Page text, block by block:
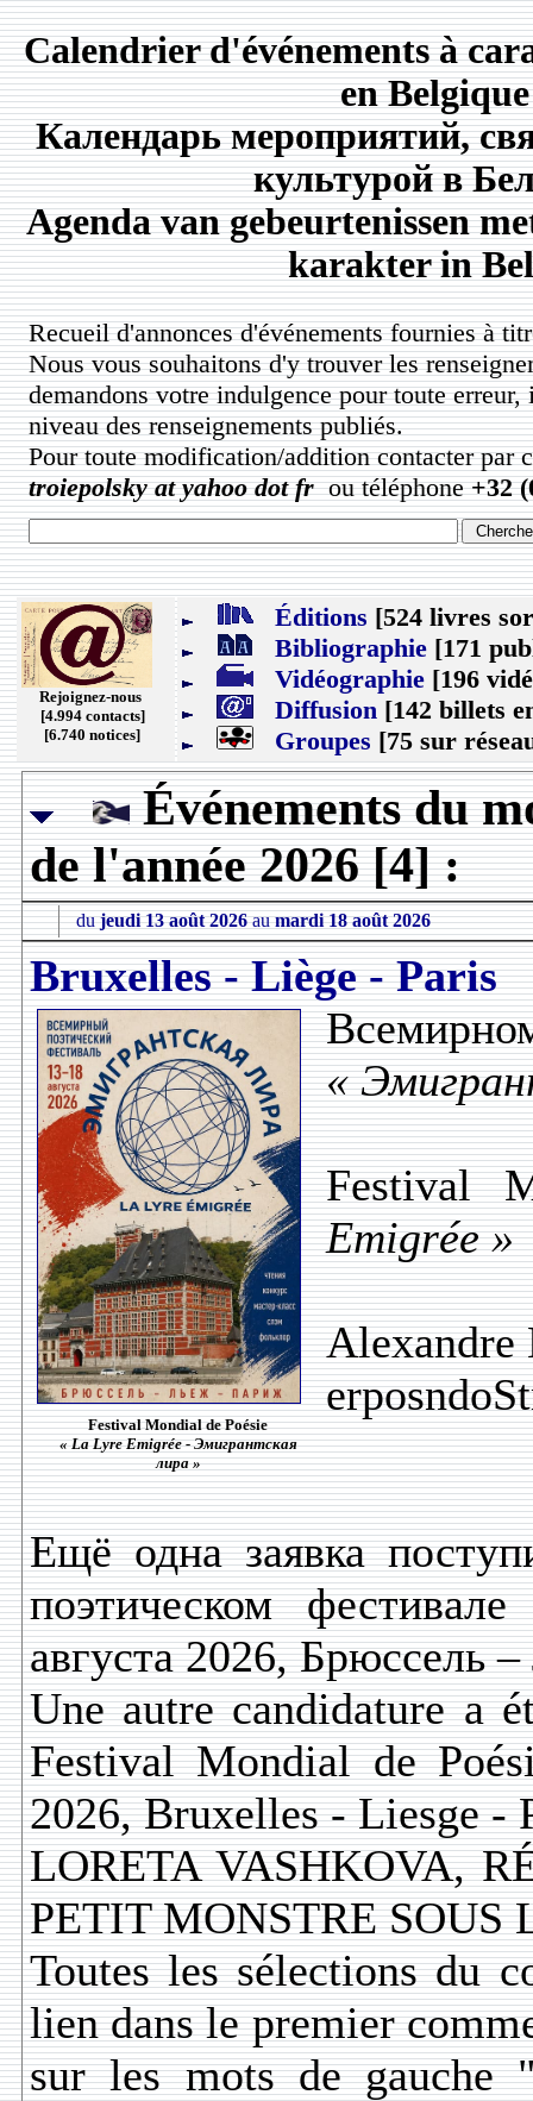
Calendrier d'événements à
en Belgique
Календарь мероприятий,
культурой в
Agenda van gebeurtenissen
karakter in
Recueil d'annonces d'événements fournies à
Nous vous souhaitons d'y trouver les
demandons votre indulgence pour toute
niveau des renseignements publiés.
Pour toute modification/addition contacter par
troiepolsky at yahoo dot frou téléphone+32
Rejoignez-nous
[4.994 contacts]
[6.740 notices]
Éditions [524 livres
Bibliographie [171
Vidéographie [196
Diffusion [142 billets
Groupes [75 sur
Événements du
de l'année 2026 [4] :
dujeudi 13 août 2026aumardi 18 août 2026
Bruxelles - Liège - Paris
Festival Mondial de Poésie
« La Lyre Emigrée - Эмигрантская
лира »
«
Festival
Emigrée »
Ещё одна заявка
поэтическом
августа 2026,
Une autre candidature a
Festival Mondial de
2026, Bruxelles - Liesge -
LORETA VASHKOVA,
PETIT MONSTRE SOUS
Toutes les sélections du
lien dans le premier
sur les mots de gauche